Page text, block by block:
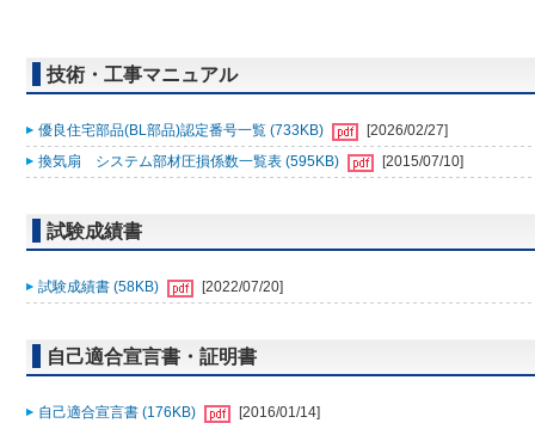
技術・工事マニュアル
優良住宅部品(BL部品)認定番号一覧 (733KB)
[2026/02/27]
換気扇 システム部材圧損係数一覧表 (595KB)
[2015/07/10]
試験成績書
試験成績書 (58KB) [2022/07/20]
自己適合宣言書・証明書
自己適合宣言書 (176KB) [2016/01/14]